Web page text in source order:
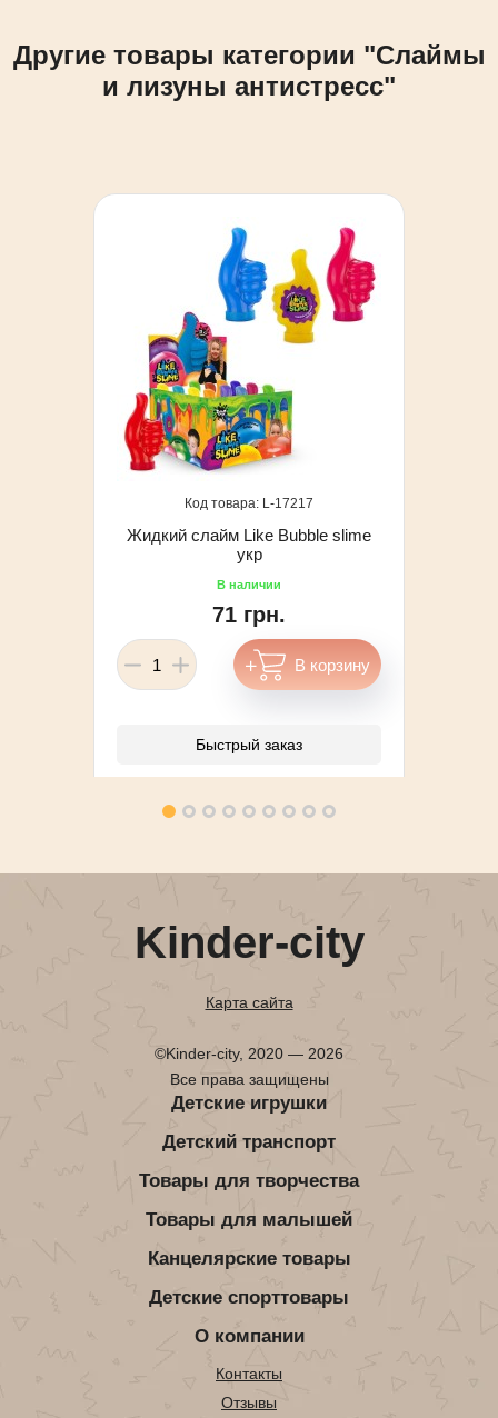
Другие товары категории "Слаймы
и лизуны антистресс"
17217
Жидкий слайм Like Bubble slime
укр
71 грн.
Быстрый заказ
Kinder-city
Карта сайта
©Kinder-city, 2020 — 2026
Все права защищены
Детские игрушки
Детский транспорт
Товары для творчества
Товары для малышей
Канцелярские товары
Детские спорттовары
О компании
Контакты
Отзывы